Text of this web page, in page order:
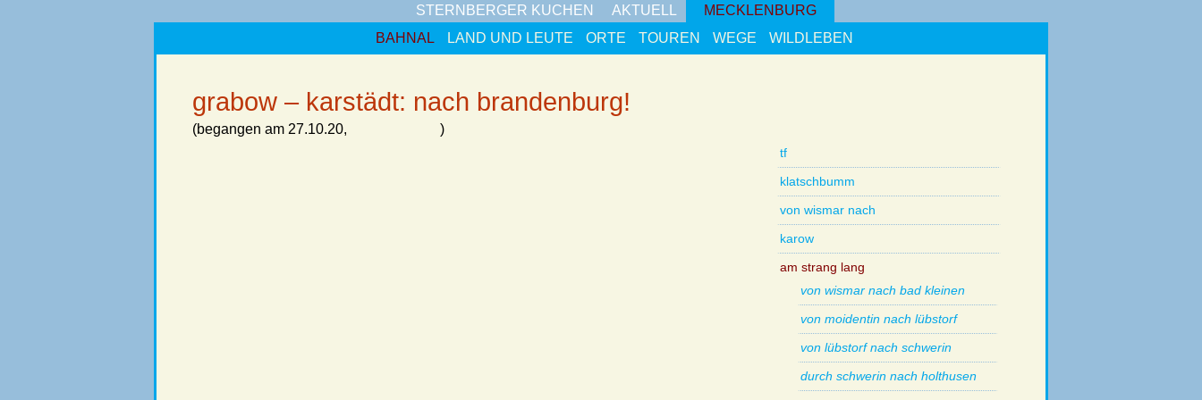
STERNBERGER KUCHEN AKTUELL
MECKLENBURG
BAHNAL
LAND UND LEUTE ORTE TOUREN WEGE WILDLEBEN
grabow – karstädt: nach brandenburg!
(begangen am 27.10.20, )
tf
klatschbumm
von wismar nach
karow
am strang lang
von wismar nach bad kleinen
von moidentin nach lübstorf
von lübstorf nach schwerin
durch schwerin nach holthusen